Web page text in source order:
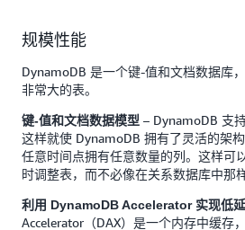
规模性能
DynamoDB 是一个键-值和文档数据库
非常大的表。
键-值和文档数据模型 – DynamoDB 支
这样就使 DynamoDB 拥有了灵活的架
任意时间点拥有任意数量的列。这样可
时调整表，而不必像在关系数据库中那
利用 DynamoDB Accelerator 实现低
Accelerator（DAX）是一个内存中缓存